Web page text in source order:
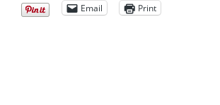
Email Print